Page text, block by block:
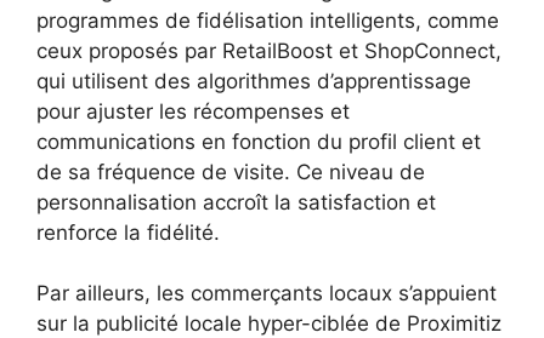
programmes de fidélisation intelligents, comme
ceux proposés par RetailBoost et ShopConnect,
qui utilisent des algorithmes d’apprentissage
pour ajuster les récompenses et
communications en fonction du profil client et
de sa fréquence de visite. Ce niveau de
personnalisation accroît la satisfaction et
renforce la fidélité.
Par ailleurs, les commerçants locaux s’appuient
sur la publicité locale hyper-ciblée de Proximitiz